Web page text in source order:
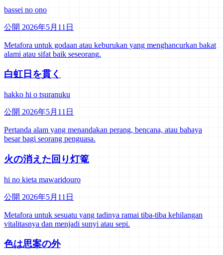
bassei no ono
公開 2026年5月11日
Metafora untuk godaan atau keburukan yang menghancurkan bakat
alami atau sifat baik seseorang.
白虹日を貫く
hakko hi o tsuranuku
公開 2026年5月11日
Pertanda alam yang menandakan perang, bencana, atau bahaya
besar bagi seorang penguasa.
火の消えた回り灯篭
hi no kieta mawaridouro
公開 2026年5月11日
Metafora untuk sesuatu yang tadinya ramai tiba-tiba kehilangan
vitalitasnya dan menjadi sunyi atau sepi.
色は思案の外